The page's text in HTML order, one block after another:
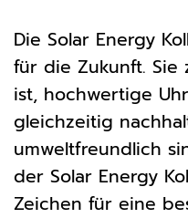
Die Solar Energy
für die Zukunft. Sie
ist, hochwertige
gleichzeitig
umweltfreundlich
der Solar Energy
Zeichen für eine